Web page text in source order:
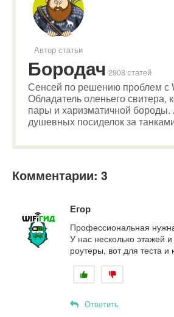
Автор статьи
Бородач 2908 статей
Сенсей по решению проблем с
Обладатель оленьего свитера,
пары и харизматичной
душевных посиделок за
Комментарии: 3
Егор
Профессиональная
У нас несколько этажей
роутеры, вот для теста
Ответить